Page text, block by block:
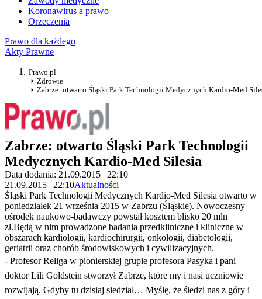
Koronawirus a prawo
Orzeczenia
Prawo dla każdego
Akty Prawne
Prawo.pl
Zdrowie
Zabrze: otwarto Śląski Park Technologii Medycznych Kardio-Med
Zabrze: otwarto Śląski Park Technologii
Medycznych Kardio-Med Silesia
Data dodania: 21.09.2015 | 22:10
21.09.2015 | 22:10Aktualności
Śląski Park Technologii Medycznych Kardio-Med Silesia otwarto w
poniedziałek 21 września 2015 w Zabrzu (Śląskie). Nowoczesny
ośrodek naukowo-badawczy powstał kosztem blisko 20 mln
zł.Będą w nim prowadzone badania przedkliniczne i kliniczne w
obszarach kardiologii, kardiochirurgii, onkologii, diabetologii,
geriatrii oraz chorób środowiskowych i cywilizacyjnych.
- Profesor Religa w pionierskiej grupie profesora Pasyka i pani
doktor Lili Goldstein stworzył Zabrze, które my i nasi uczniowie
rozwijają. Gdyby tu dzisiaj siedział… Myślę, że śledzi nas z góry i